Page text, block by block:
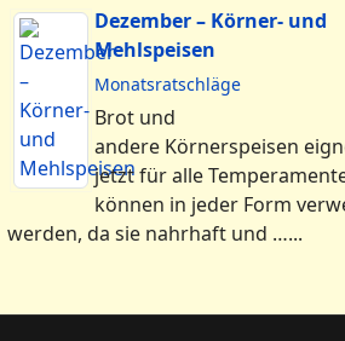
Dezember – Körner- und
Mehlspeisen
Monatsratschläge
Brot und
andere Körnerspeisen
jetzt für alle
können in jeder Form
werden, da sie nahrhaft und …...